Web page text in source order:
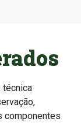
técnica
componentes